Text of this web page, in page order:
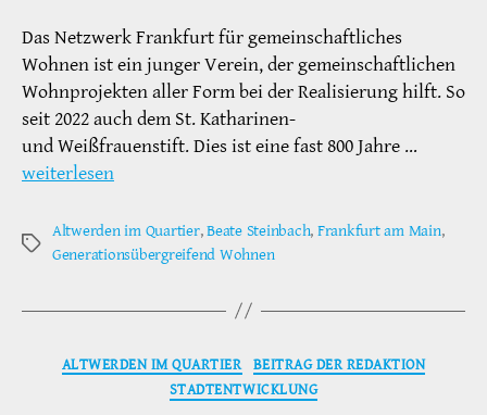
Das Netzwerk Frankfurt für gemeinschaftliches
Wohnen ist ein junger Verein, der gemeinschaftlichen
Wohnprojekten aller Form bei der Realisierung hilft. So
seit 2022 auch dem St. Katharinen-
und Weißfrauenstift. Dies ist eine fast 800 Jahre …
weiterlesen
Schlagwörter
Altwerden im Quartier,Beate Steinbach, Frankfurt am Main,
Generationsübergreifend Wohnen
Kategorien
ALTWERDEN IM QUARTIER
BEITRAG DER REDAKTION
STADTENTWICKLUNG